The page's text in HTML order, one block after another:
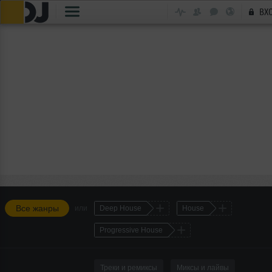
Все жанры Deep House House
Progressive House
Треки и ремиксы Миксы и лайвы